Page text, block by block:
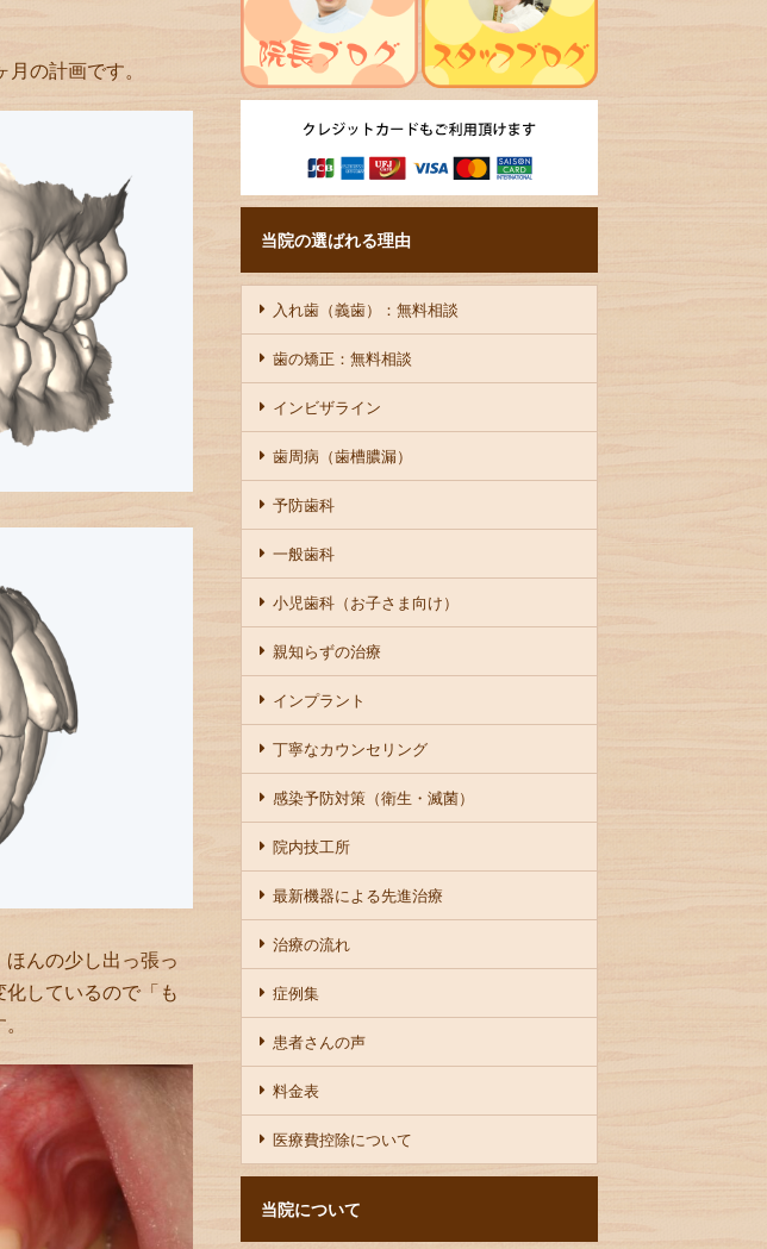
の計画です。
んの少し出っ張っ
しているので「も
当院の選ばれる理由
入れ歯（義歯）：無料相談
歯の矯正：無料相談
インビザライン
歯周病（歯槽膿漏）
予防歯科
一般歯科
小児歯科（お子さま向け）
親知らずの治療
インプラント
丁寧なカウンセリング
感染予防対策（衛生・滅菌）
院内技工所
最新機器による先進治療
治療の流れ
症例集
患者さんの声
料金表
医療費控除について
当院について